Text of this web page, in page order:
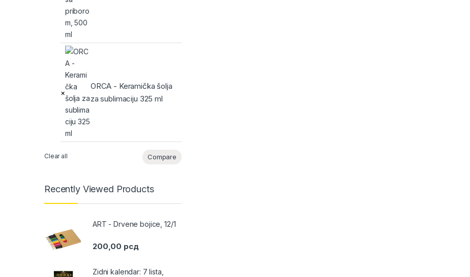
×
ORCA - Keramička šolja
za sublimaciju 325 ml
Clear all Compare
Recently Viewed Products
ART - Drvene bojice, 12/1
200,00 рсд
Zidni kalendar: 7 lista,